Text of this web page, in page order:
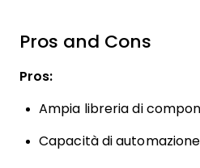
Pros and Cons
Pros:
Ampia libreria di
Capacità di